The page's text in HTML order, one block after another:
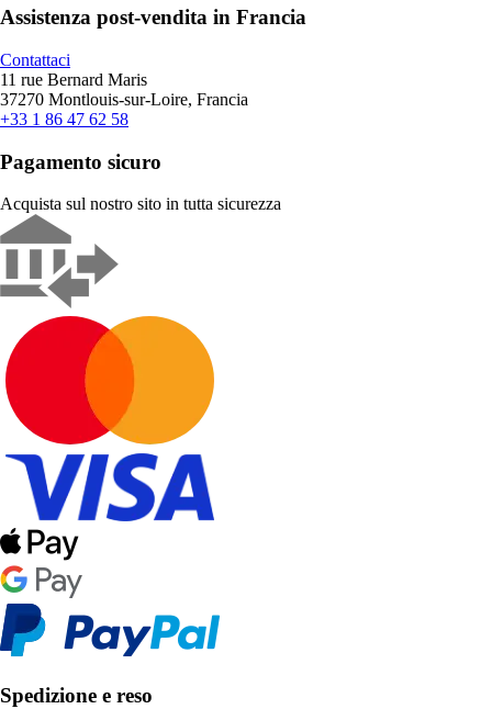
Assistenza post-vendita in Francia
Contattaci
11 rue Bernard Maris
37270 Montlouis-sur-Loire, Francia
+33 1 86 47 62 58
Pagamento sicuro
Acquista sul nostro sito in tutta sicurezza
Spedizione e reso